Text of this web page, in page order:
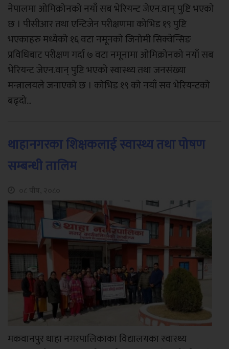
नेपालमा ओमिक्रोनको नयाँ सब भेरियन्ट जेएन.वान् पुष्टि भएको
छ । पीसीआर तथा एन्टिजेन परीक्षणमा कोभिड १९ पुष्टि
भएकाहरु मध्येको १६ वटा नमूनको जिनोमी सिक्वेन्सिङ
प्रविधिबाट परीक्षण गर्दा ७ वटा नमूनामा ओमिक्रोनको नयाँ सब
भेरियन्ट जेएन.वान् पुष्टि भएको स्वास्थ्य तथा जनसंख्या
मन्त्रालयले जनाएको छ । कोभिड १९ को नयाँ सव भेरियन्टको
बढ्दो...
थाहानगरका शिक्षकलाई स्वास्थ्य तथा पोषण
सम्बन्धी तालिम
मकवानपुर थाहा नगरपालिकाका विद्यालयका स्वास्थ्य